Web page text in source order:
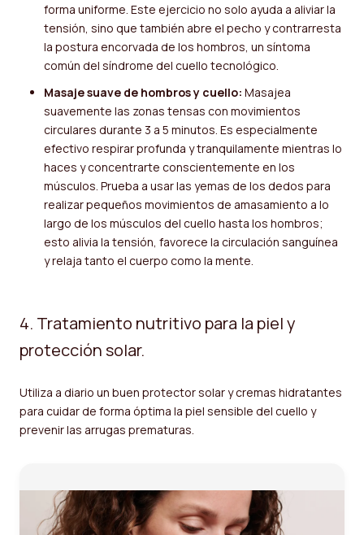
forma uniforme. Este ejercicio no solo ayuda a aliviar la
tensión, sino que también abre el pecho y contrarresta
la postura encorvada de los hombros, un síntoma
común del síndrome del cuello tecnológico.
Masaje suave de hombros y cuello: Masajea
suavemente las zonas tensas con movimientos
circulares durante 3 a 5 minutos. Es especialmente
efectivo respirar profunda y tranquilamente mientras lo
haces y concentrarte conscientemente en los
músculos. Prueba a usar las yemas de los dedos para
realizar pequeños movimientos de amasamiento a lo
largo de los músculos del cuello hasta los hombros;
esto alivia la tensión, favorece la circulación sanguínea
y relaja tanto el cuerpo como la mente.
4. Tratamiento nutritivo para la piel y
protección solar.
Utiliza a diario un buen protector solar y cremas hidratantes
para cuidar de forma óptima la piel sensible del cuello y
prevenir las arrugas prematuras.